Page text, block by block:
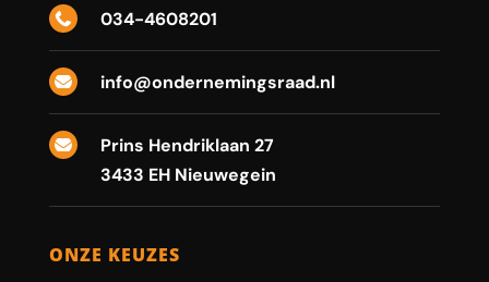
 034-4608201
 info@ondernemingsraad.nl

Prins Hendriklaan 27
3433 EH Nieuwegein
ONZE KEUZES